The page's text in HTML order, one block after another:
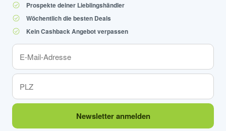
Prospekte deiner Lieblingshändler
Wöchentlich die besten Deals
Kein Cashback Angebot verpassen
Newsletter anmelden